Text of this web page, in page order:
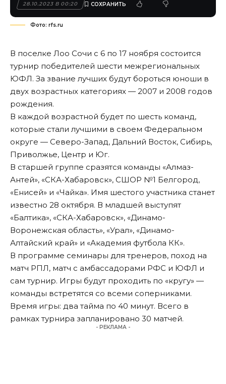
28.10.2023 В 00:20
Фото: rfs.ru
В поселке Лоо Сочи с 6 по 17 ноября состоится
турнир победителей шести межрегиональных
ЮФЛ. За звание лучших будут бороться юноши в
двух возрастных категориях — 2007 и 2008 годов
рождения.
В каждой возрастной будет по шесть команд,
которые стали лучшими в своем Федеральном
округе — Северо-Запад, Дальний Восток, Сибирь,
Приволжье, Центр и Юг.
В старшей группе сразятся команды «Алмаз-
Антей», «СКА-Хабаровск», СШОР №1 Белгород,
«Енисей» и «Чайка». Имя шестого участника станет
известно 28 октября. В младшей выступят
«Балтика», «СКА-Хабаровск», «Динамо-
Воронежская область», «Урал», «Динамо-
Алтайский край» и «Академия футбола КК».
В программе семинары для тренеров, поход на
матч РПЛ, матч с амбассадорами РФС и ЮФЛ и
сам турнир. Игры будут проходить по «кругу» —
команды встретятся со всеми соперниками.
Время игры: два тайма по 40 минут. Всего в
рамках турнира запланировано 30 матчей.
- РЕКЛАМА -